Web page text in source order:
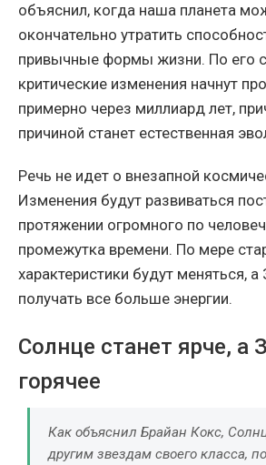
объяснил, когда наша планета
окончательно утратить
привычные формы жизни. По его
критические изменения начнут
примерно через миллиард лет,
причиной станет естественная
Речь не идет о внезапной
Изменения будут развиваться
протяжении огромного по
промежутка времени. По мере
характеристики будут меняться, а
получать все больше энергии.
Солнце станет ярче, а
горячее
Как объяснил Брайан Кокс,
другим звездам своего класса,